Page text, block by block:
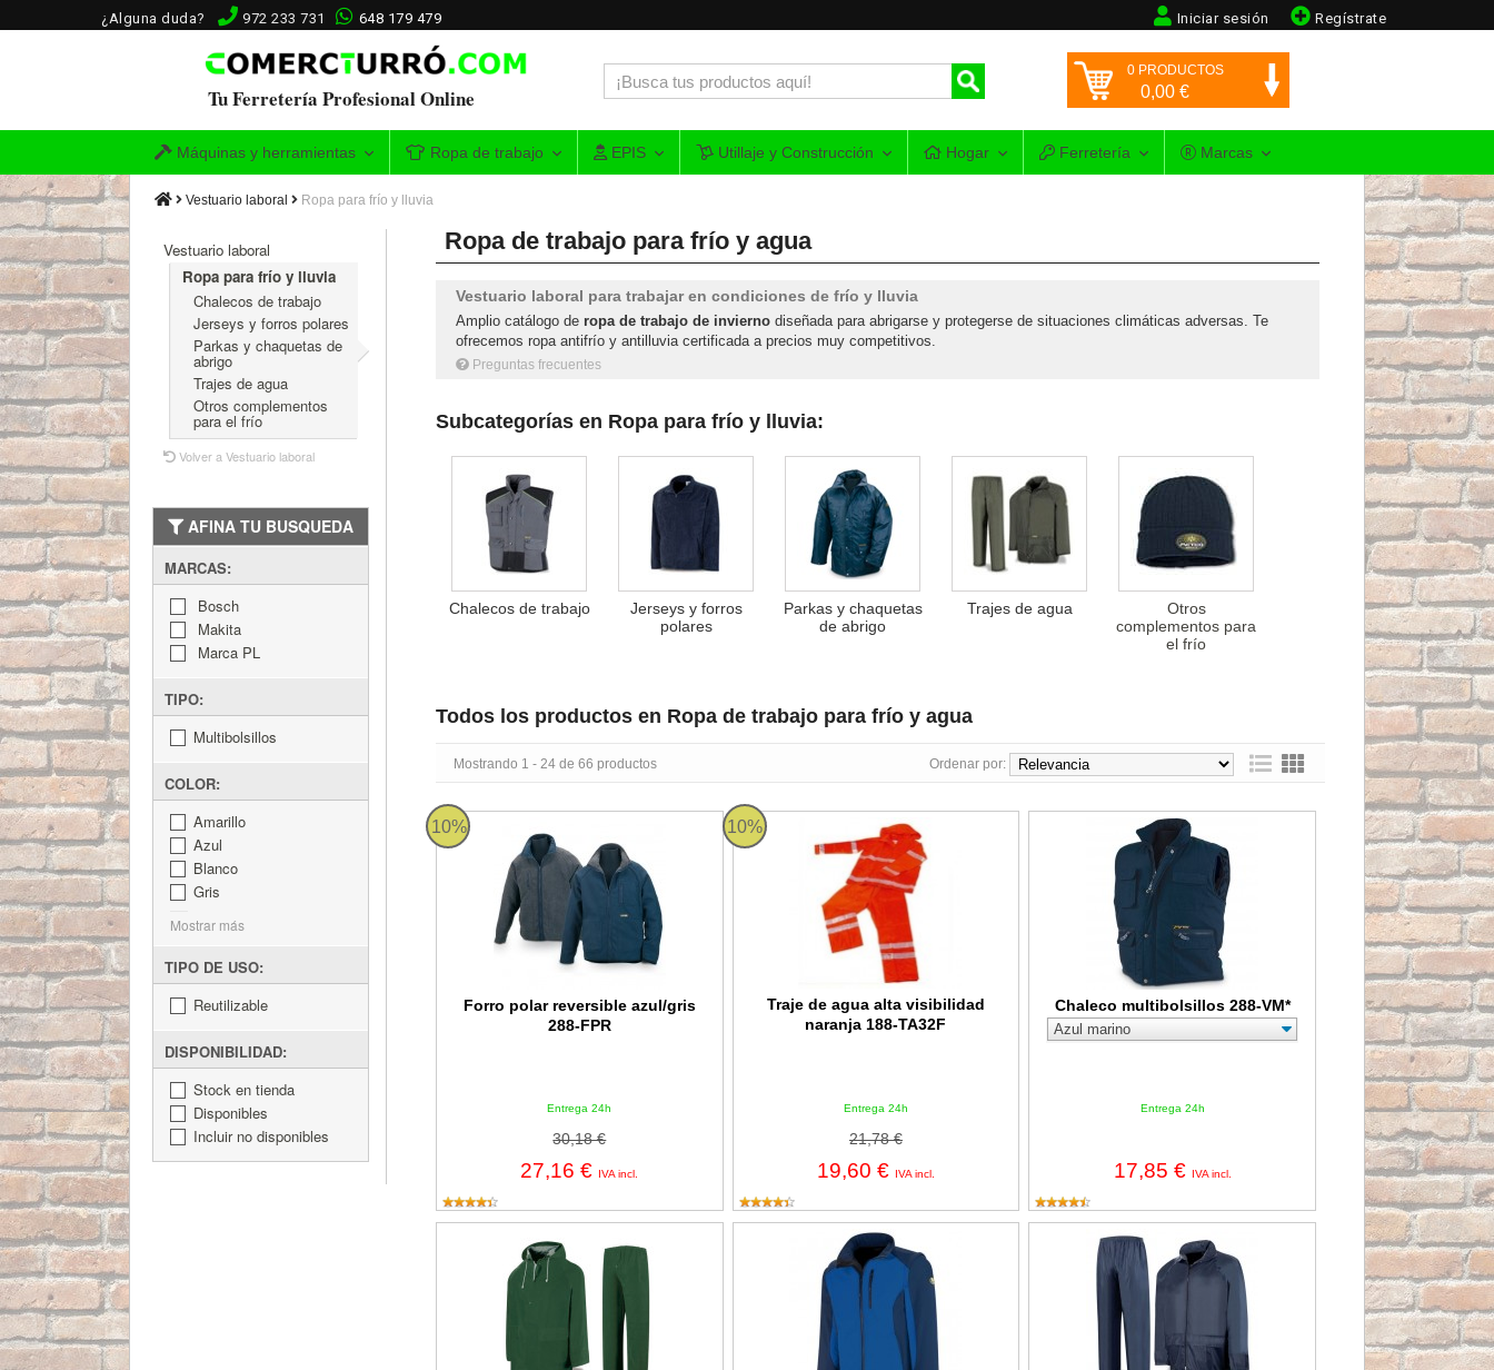
¿Alguna duda? 972 233 731 648 179 479 Regístrate
Iniciar sesión
Tu Ferretería Profesional Online
0 PRODUCTOS
0,00 €
Máquinas y herramientas Ropa de trabajo EPIS Utillaje y Construcción Hogar Ferretería Marcas
Vestuario laboral Ropa para frío y lluvia
Vestuario laboral
Ropa para frío y lluvia
Chalecos de trabajo
Jerseys y forros polares
Parkas y chaquetas de
abrigo
Trajes de agua
Otros complementos
para el frío
Volver a Vestuario laboral
AFINA TU BUSQUEDA
MARCAS:
Bosch
Makita
Marca PL
TIPO:
Multibolsillos
COLOR:
Amarillo
Azul
Blanco
Gris
Mostrar más
TIPO DE USO:
Reutilizable
DISPONIBILIDAD:
Stock en tienda
Disponibles
Incluir no disponibles
Ropa de trabajo para frío y agua
Vestuario laboral para trabajar en condiciones de frío y lluvia
Amplio catálogo de ropa de trabajo de invierno diseñada para abrigarse y protegerse de situaciones climáticas adversas. Te
ofrecemos ropa antifrío y antilluvia certificada a precios muy competitivos.
Preguntas frecuentes
Subcategorías en Ropa para frío y lluvia:
Chalecos de trabajo
Jerseys y forros
polares
Parkas y chaquetas
de abrigo
Trajes de agua
Otros
complementos para
el frío
Todos los productos en Ropa de trabajo para frío y agua
Mostrando 1 - 24 de 66 productos Ordenar por:
10%
Forro polar reversible azul/gris
288-FPR
Entrega 24h
30,18 €
27,16 € IVA incl.
Forro polar reversible azul/gris 288-FPR10%
Traje de agua alta visibilidad
naranja 188-TA32F
Entrega 24h
21,78 €
19,60 € IVA incl.
Traje de agua alta visibilidad naranja 188-TA32F
Chaleco multibolsillos 288-VM*
Entrega 24h
17,85 € IVA incl.
Chaleco multibolsillos 288-VM*
Cazadora SoftShell 288-CS* Traje de agua ingeniero 188-TAI*